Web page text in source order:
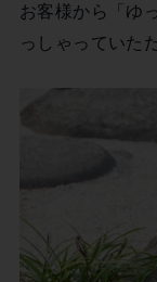
お客様から「ゆ
っしゃっていた